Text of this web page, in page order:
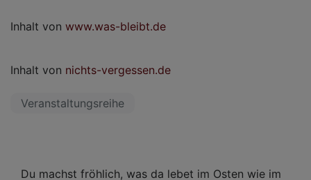
Inhalt von www.was-bleibt.de
Inhalt von nichts-vergessen.de
Veranstaltungsreihe
Du machst fröhlich, was da lebet im Osten wie im